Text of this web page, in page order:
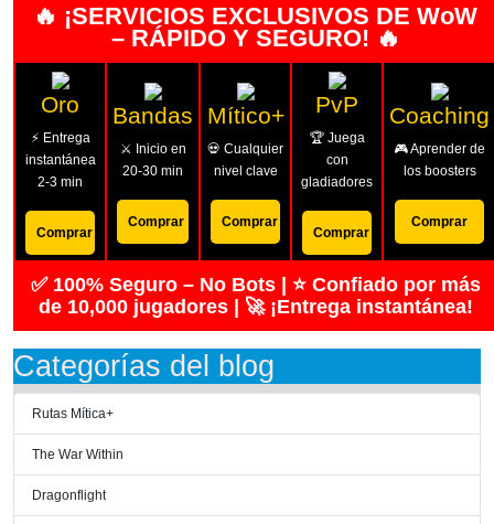
🔥 ¡SERVICIOS EXCLUSIVOS DE WoW
– RÁPIDO Y SEGURO! 🔥
Oro
⚡ Entrega
instantánea
2-3 min
Comprar
Bandas
⚔️ Inicio en
20-30 min
Comprar
Mítico+
💀 Cualquier
nivel clave
Comprar
PvP
🏆 Juega
con
gladiadores
Comprar
Coaching
🎮 Aprender de
los boosters
Comprar
✅ 100% Seguro – No Bots | ⭐ Confiado por más
de 10,000 jugadores | 🚀 ¡Entrega instantánea!
Categorías del blog
Rutas Mítica+
The War Within
Dragonflight